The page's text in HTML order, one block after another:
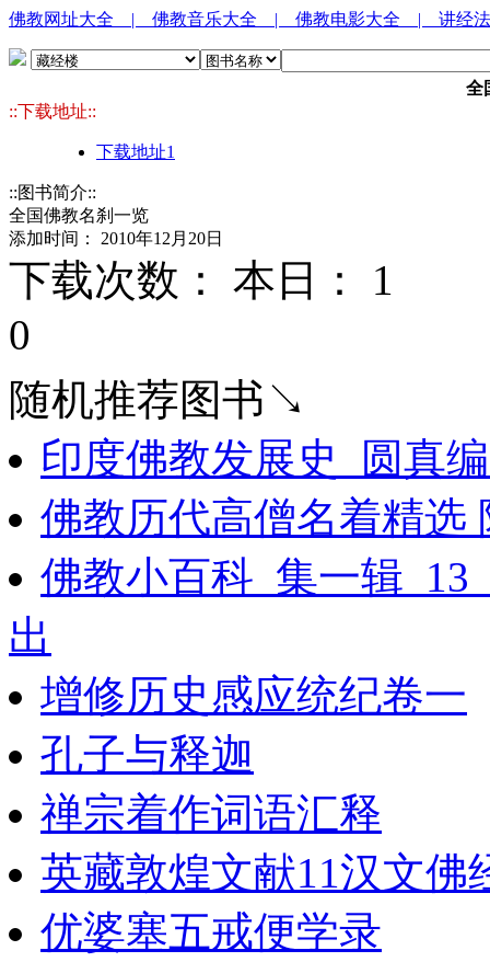
佛教网址大全 | 佛教音乐大全 | 佛教电影大全 | 讲经
全
::下载地址::
下载地址1
::图书简介::
全国佛教名刹一览
添加时间： 2010年12月20日
下载次数： 本日： 1
0
随机推荐图书↘
印度佛教发展史_圆真
佛教历代高僧名着精选
佛教小百科_集一辑
出
增修历史感应统纪卷一
孔子与释迦
禅宗着作词语汇释
英藏敦煌文献11汉文佛
优婆塞五戒便学录